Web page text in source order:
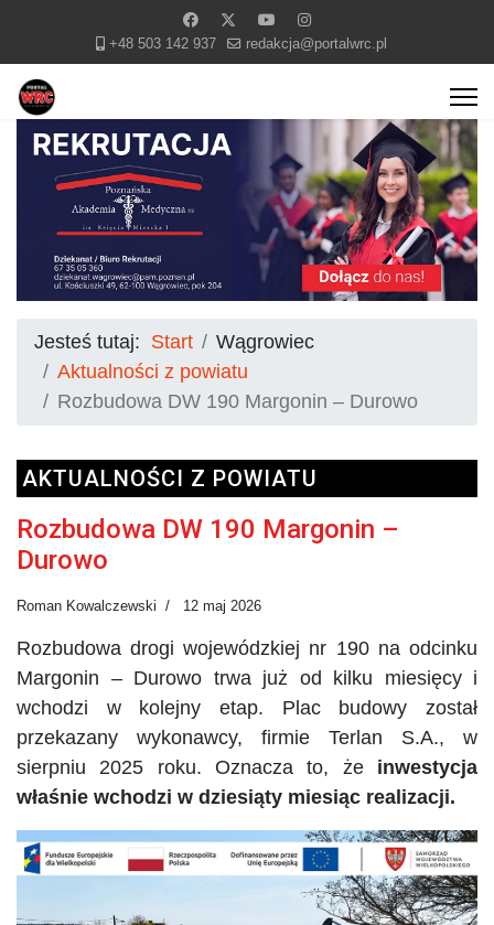
+48 503 142 937 redakcja@portalwrc.pl
Jesteś tutaj: Start
Wągrowiec
Aktualności z powiatu
Rozbudowa DW 190 Margonin – Durowo
AKTUALNOŚCI Z POWIATU
Rozbudowa DW 190 Margonin –
Durowo
Roman Kowalczewski 12 maj 2026
Rozbudowa drogi wojewódzkiej nr 190 na odcinku
Margonin – Durowo trwa już od kilku miesięcy i
wchodzi w kolejny etap. Plac budowy został
przekazany wykonawcy, firmie Terlan S.A., w
sierpniu 2025 roku. Oznacza to, że inwestycja
właśnie wchodzi w dziesiąty miesiąc realizacji.